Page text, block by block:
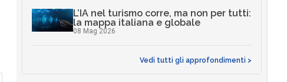
L’IA nel turismo corre, ma non per tutti:
la mappa italiana e globale
08 Mag 2026
Vedi tutti gli approfondimenti >